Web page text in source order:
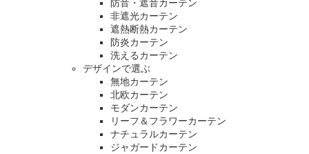
防音・遮音カーテン
非遮光カーテン
遮熱断熱カーテン
防炎カーテン
洗えるカーテン
デザインで選ぶ
無地カーテン
北欧カーテン
モダンカーテン
リーフ＆フラワーカーテン
ナチュラルカーテン
ジャガードカーテン